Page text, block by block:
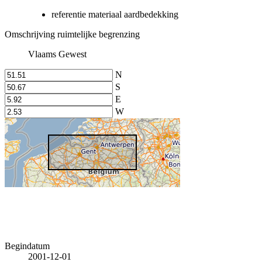
referentie materiaal aardbedekking
Omschrijving ruimtelijke begrenzing
Vlaams Gewest
N
S
E
W
Begindatum
2001-12-01